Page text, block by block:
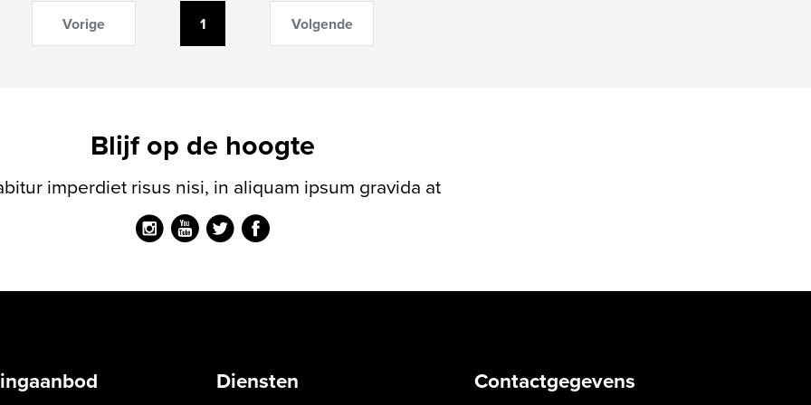
Vorige 1 Volgende
Blijf op de hoogte
imperdiet risus nisi, in aliquam ipsum gravida at
Diensten Contactgegevens